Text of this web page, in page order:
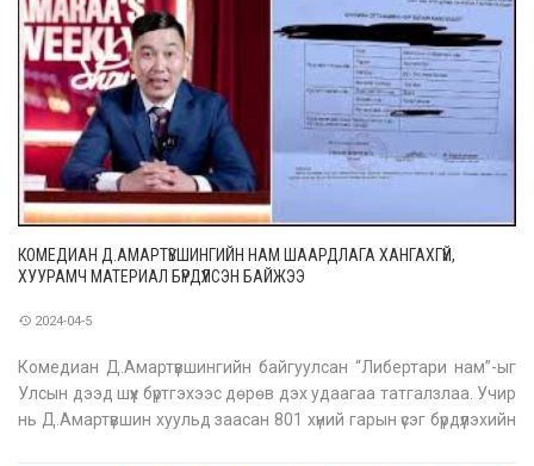
КОМЕДИАН Д.АМАРТҮВШИНГИЙН НАМ ШААРДЛАГА ХАНГАХГҮЙ,
ХУУРАМЧ МАТЕРИАЛ БҮРДҮҮЛСЭН БАЙЖЭЭ
2024-04-5
Комедиан Д.Амартүвшингийн байгуулсан “Либертари нам”-ыг
Улсын дээд шүүх бүртгэхээс дөрөв дэх удаагаа татгалзлаа. Учир
нь Д.Амартүвшин хуульд заасан 801 хүний гарын үсэг бүрдүүлэхийн